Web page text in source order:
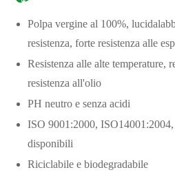
Polpa vergine al 100%,
resistenza, forte resistenza alle
Resistenza alle alte temperature,
resistenza all'olio
PH neutro e senza acidi
ISO 9001:2000,
disponibili
Riciclabile e biodegradabile